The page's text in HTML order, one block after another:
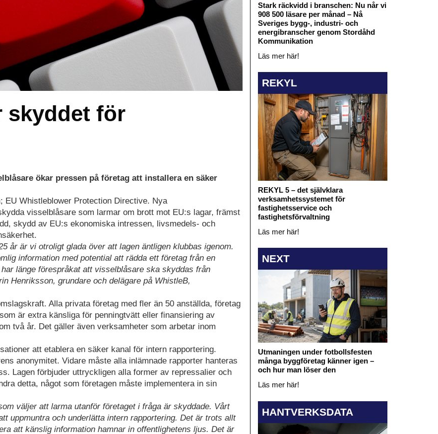
skyddet för
ökar pressen på företag att installera en säker
EU Whistleblower Protection Directive. Nya
visselblåsare som larmar om brott mot EU:s lagar, främst
skydd av EU:s ekonomiska intressen, livsmedels- och
år är vi otroligt glada över att lagen äntligen klubbas igenom.
information med potential att rädda ett företag från en
länge förespråkat att visselblåsare ska skyddas från
Henriksson, grundare och delägare på WhistleB,
Alla privata företag med fler än 50 anställda, företag
är extra känsliga för penningtvätt eller finansiering av
två år. Det gäller även verksamheter som arbetar inom
att etablera en säker kanal för intern rapportering.
anonymitet. Vidare måste alla inlämnade rapporter hanteras
Lagen förbjuder uttryckligen alla former av repressalier och
detta, något som företagen måste implementera in sin
väljer att larma utanför företaget i fråga är skyddade. Vårt
uppmuntra och underlätta intern rapportering. Det är trots allt
att känslig information hamnar in offentlighetens ljus. Det är
Stark räckvidd i branschen: Nu når vi
908 500 läsare per månad – Nå
Sveriges bygg-, industri- och
energibranscher genom Stordåhd
Kommunikation
Läs mer här!
REKYL
REKYL 5 – det självklara
verksamhetssystemet för
fastighetsservice och
fastighetsförvaltning
Läs mer här!
NEXT
Utmaningen under fotbollsfesten
många byggföretag känner igen –
och hur man löser den
Läs mer här!
HANTVERKSDATA